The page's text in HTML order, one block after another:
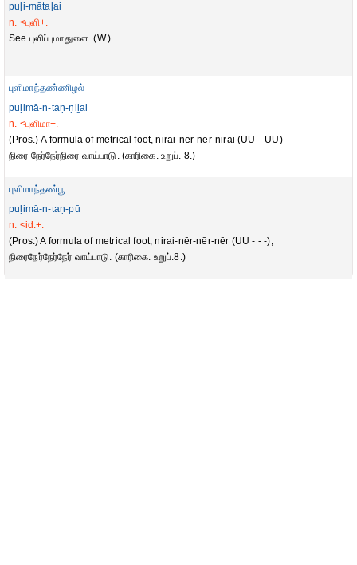
puḷi-mātaḷai
n. <புளி+.
See புளிப்புமாதுளை. (W.)
.
புளிமாந்தண்ணிழல்
puḷimā-n-taṇ-ṇiḻal
n. <புளிமா+.
(Pros.) A formula of metrical foot, nirai-nēr-nēr-nirai (UU- -UU)
நிரை நேர்நேர்நிரை வாய்பாடு. (காரிகை. உறுப். 8.)
புளிமாந்தண்பூ
puḷimā-n-taṇ-pū
n. <id.+.
(Pros.) A formula of metrical foot, nirai-nēr-nēr-nēr (UU - - -);
நிரைநேர்நேர்நேர் வாய்பாடு. (காரிகை. உறுப்.8.)